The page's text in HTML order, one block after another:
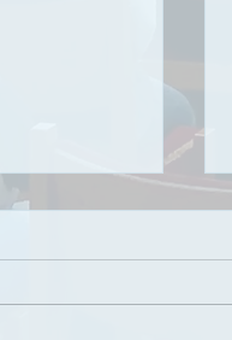
기
: 세례를 미루